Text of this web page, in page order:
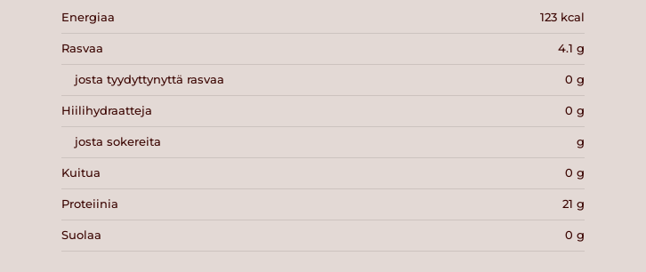
Energiaa 123 kcal
Rasvaa 4.1 g
josta tyydyttynyttä rasvaa 0 g
Hiilihydraatteja 0 g
josta sokereita g
Kuitua 0 g
Proteiinia 21 g
Suolaa 0 g